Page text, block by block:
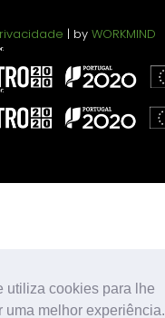
utiliza cookies para lhe
uma melhor
| byWORKMIND